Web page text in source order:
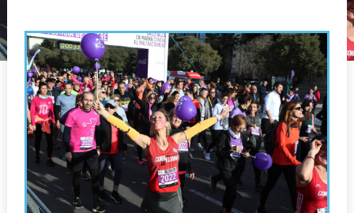
Reservas